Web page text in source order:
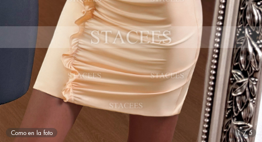
Como en la foto 1/5